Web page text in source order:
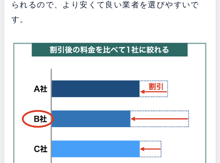
られるので、より安くて良い業者を選びやすいで
す。